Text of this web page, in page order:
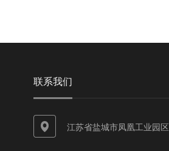
联系我们
江苏省盐城市凤凰工业园区